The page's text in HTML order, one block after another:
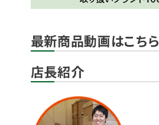
最新商品動画はこちら
店長紹介